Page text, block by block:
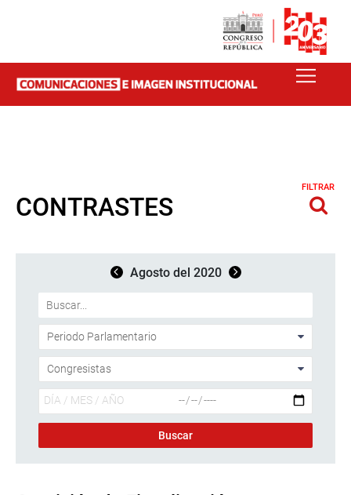
CONTRASTES
FILTRAR
Agosto del 2020